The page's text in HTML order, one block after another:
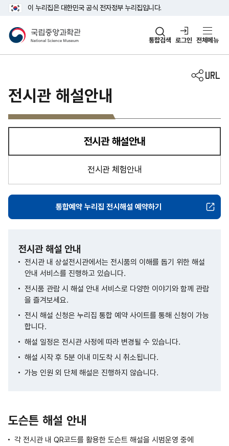
주메뉴 바로가기
본문 바로가기
이 누리집은 대한민국 공식 전자정부 누리집입니다.
국립중앙과학관 통합검색 로그인 전체메뉴
전시관 해설안내
전시관 해설안내
선택됨
전시관 체험안내
통합예약 누리집 전시해설 예약하기
전시관 해설 안내
전시관 내 상설전시관에서는 전시품의 이해를 돕기 위한 해설
안내 서비스를 진행하고 있습니다.
전시품 관람 시 해설 안내 서비스로 다양한 이야기와 함께 관람
을 즐겨보세요.
전시 해설 신청은 누리집 통합 예약 사이트를 통해 신청이 가능
합니다.
해설 일정은 전시관 사정에 따라 변경될 수 있습니다.
해설 시작 후 5분 이내 미도착 시 취소됩니다.
가능 인원 외 단체 해설은 진행하지 않습니다.
도슨튼 해설 안내
각 전시관 내 QR코드를 활용한 도슨트 해설을 시범운영 중에